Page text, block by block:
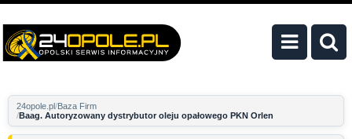
24opole.pl Baza Firm
Baag. Autoryzowany dystrybutor oleju opałowego PKN Orlen